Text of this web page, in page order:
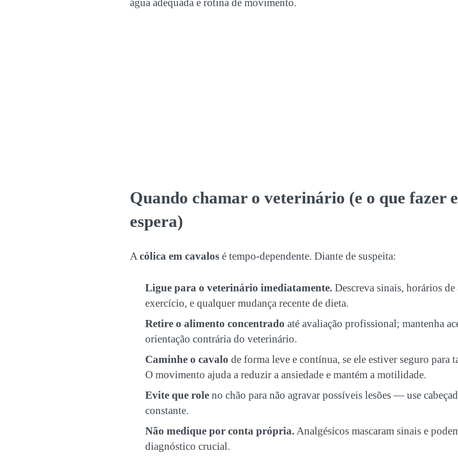
água adequada e rotina de movimento.
Quando chamar o veterinário (e o que fazer
espera)
Acólica em cavalos é tempo-dependente. Diante de suspeita:
Ligue para o veterinário imediatamente. Descreva sinais, horários
exercício, e qualquer mudança recente de dieta.
Retire o alimento concentrado até avaliação profissional; mantenha
orientação contrária do veterinário.
Caminhe o cavalo de forma leve e contínua, se ele estiver seguro para
O movimento ajuda a reduzir a ansiedade e mantém a motilidade.
Evite que role no chão para não agravar possíveis lesões — use
constante.
Não medique por conta própria.Analgésicos mascaram sinais e
diagnóstico crucial.